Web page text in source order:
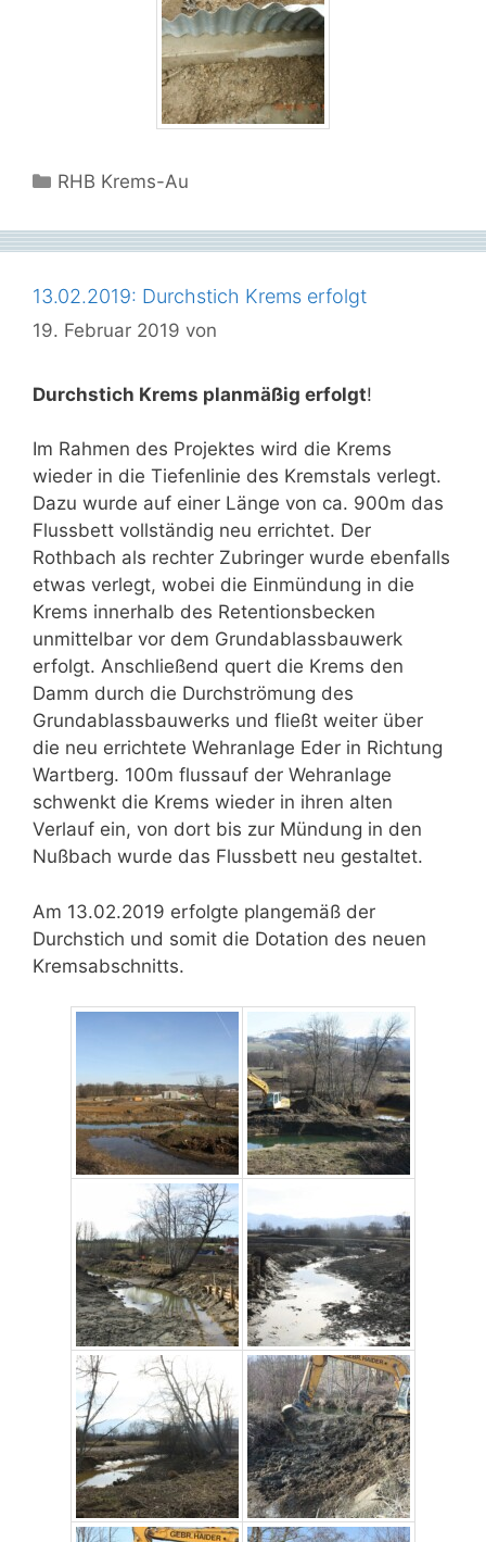
Kategorien
RHB Krems-Au
13.02.2019: Durchstich Krems erfolgt
19. Februar 2019 von
Durchstich Krems planmäßig erfolgt!
Im Rahmen des Projektes wird die Krems
wieder in die Tiefenlinie des Kremstals verlegt.
Dazu wurde auf einer Länge von ca. 900m das
Flussbett vollständig neu errichtet. Der
Rothbach als rechter Zubringer wurde ebenfalls
etwas verlegt, wobei die Einmündung in die
Krems innerhalb des Retentionsbecken
unmittelbar vor dem Grundablassbauwerk
erfolgt. Anschließend quert die Krems den
Damm durch die Durchströmung des
Grundablassbauwerks und fließt weiter über
die neu errichtete Wehranlage Eder in Richtung
Wartberg. 100m flussauf der Wehranlage
schwenkt die Krems wieder in ihren alten
Verlauf ein, von dort bis zur Mündung in den
Nußbach wurde das Flussbett neu gestaltet.
Am 13.02.2019 erfolgte plangemäß der
Durchstich und somit die Dotation des neuen
Kremsabschnitts.